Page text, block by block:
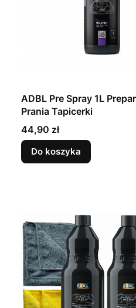
ADBL Pre Spray 1L
Prania Tapicerki
Cena
44,90 zł
Do koszyka